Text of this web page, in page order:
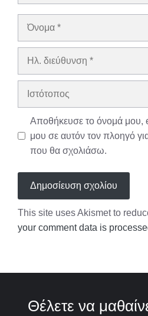
Όνομα
Ηλ.
Ιστότοπος
Αποθήκευσε το όνομά μου,
μου σε αυτόν τον πλοηγό
που θα σχολιάσω.
This site uses Akismet to
your comment data is
Θέλετε να